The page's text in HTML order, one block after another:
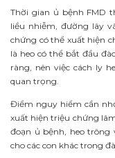
Thời gian ủ bệnh FMD
liều nhiễm, đường lây
chứng có thể xuất hiện
là heo có thể bắt đầu
ràng, nên việc cách ly
quan trọng.
Điểm nguy hiểm cần
xuất hiện triệu chứng
đoạn ủ bệnh, heo
cho các con khác trong